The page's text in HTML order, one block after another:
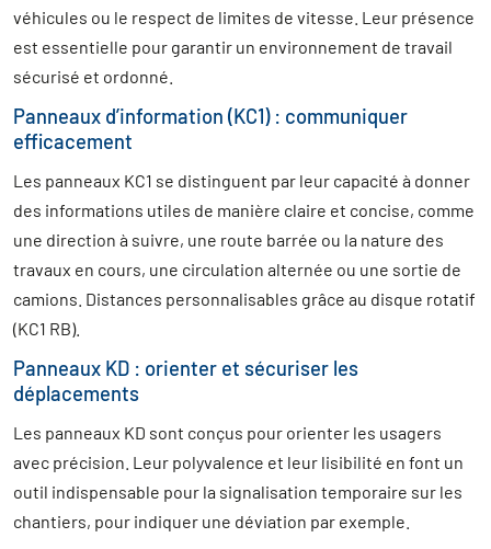
véhicules ou le respect de limites de vitesse. Leur présence
est essentielle pour garantir un environnement de travail
sécurisé et ordonné.
Panneaux d’information (KC1) : communiquer
efficacement
Les panneaux KC1 se distinguent par leur capacité à donner
des informations utiles de manière claire et concise, comme
une direction à suivre, une route barrée ou la nature des
travaux en cours, une circulation alternée ou une sortie de
camions. Distances personnalisables grâce au disque rotatif
(KC1 RB).
Panneaux KD : orienter et sécuriser les
déplacements
Les panneaux KD sont conçus pour orienter les usagers
avec précision. Leur polyvalence et leur lisibilité en font un
outil indispensable pour la signalisation temporaire sur les
chantiers, pour indiquer une déviation par exemple.